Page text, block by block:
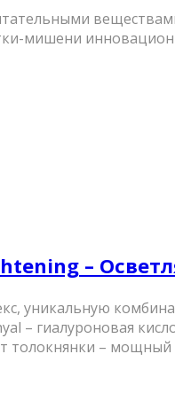
мишени
–
уникальную
– гиалуроновая
толокнянки – мощный